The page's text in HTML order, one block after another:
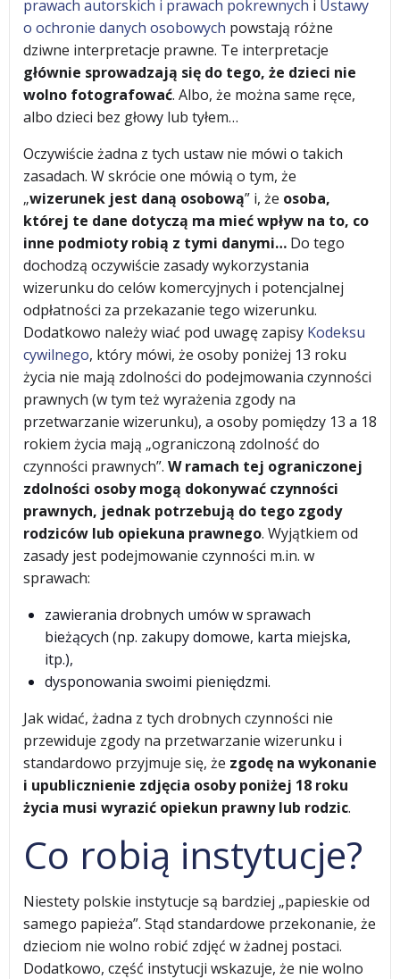
prawach autorskich i prawach pokrewnych i Ustawy
o ochronie danych osobowych powstają różne
dziwne interpretacje prawne. Te interpretacje
głównie sprowadzają się do tego, że dzieci nie
wolno fotografować. Albo, że można same ręce,
albo dzieci bez głowy lub tyłem…
Oczywiście żadna z tych ustaw nie mówi o takich
zasadach. W skrócie one mówią o tym, że
„wizerunek jest daną osobową” i, że osoba,
której te dane dotyczą ma mieć wpływ na to, co
inne podmioty robią z tymi danymi… Do tego
dochodzą oczywiście zasady wykorzystania
wizerunku do celów komercyjnych i potencjalnej
odpłatności za przekazanie tego wizerunku.
Dodatkowo należy wiać pod uwagę zapisy Kodeksu
cywilnego, który mówi, że osoby poniżej 13 roku
życia nie mają zdolności do podejmowania czynności
prawnych (w tym też wyrażenia zgody na
przetwarzanie wizerunku), a osoby pomiędzy 13 a 18
rokiem życia mają „ograniczoną zdolność do
czynności prawnych”. W ramach tej ograniczonej
zdolności osoby mogą dokonywać czynności
prawnych, jednak potrzebują do tego zgody
rodziców lub opiekuna prawnego. Wyjątkiem od
zasady jest podejmowanie czynności m.in. w
sprawach:
zawierania drobnych umów w sprawach
bieżących (np. zakupy domowe, karta miejska,
itp.),
dysponowania swoimi pieniędzmi.
Jak widać, żadna z tych drobnych czynności nie
przewiduje zgody na przetwarzanie wizerunku i
standardowo przyjmuje się, że zgodę na wykonanie
i upublicznienie zdjęcia osoby poniżej 18 roku
życia musi wyrazić opiekun prawny lub rodzic.
Co robią instytucje?
Niestety polskie instytucje są bardziej „papieskie od
samego papieża”. Stąd standardowe przekonanie, że
dzieciom nie wolno robić zdjęć w żadnej postaci.
Dodatkowo, część instytucji wskazuje, że nie wolno